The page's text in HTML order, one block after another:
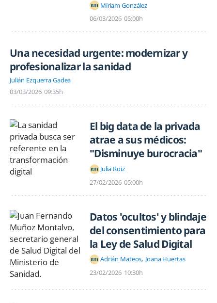
Míriam González
06/03/2026 05:00h
Una necesidad urgente: modernizar y
profesionalizar la sanidad
Julián Ezquerra Gadea
03/03/2026 09:35h
El big data de la privada
atrae a sus médicos:
"Disminuye burocracia"
Julia Roiz
27/02/2026 05:00h
Datos 'ocultos' y blindaje
del consentimiento para
la Ley de Salud Digital
Adrián Mateos Joana Huertas
23/02/2026 10:30h